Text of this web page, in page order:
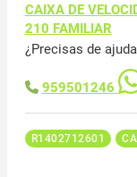
CAIXA DE
210 FAMILIAR
¿Precisas de
959501246
R1402712601